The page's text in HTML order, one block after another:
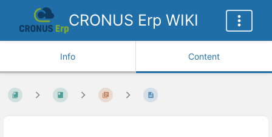
CRONUS Erp WIKI
Info Content